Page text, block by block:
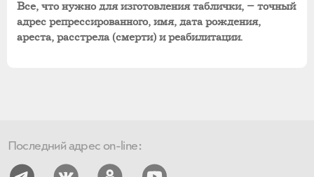
Все, что нужно для изготовления таблички, – точный
адрес репрессированного, имя, дата рождения,
ареста, расстрела (смерти) и реабилитации.
Последний адрес on-line: